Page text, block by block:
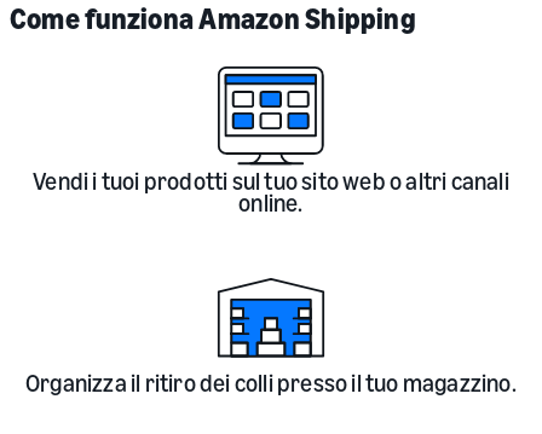
Come funziona Amazon Shipping
Vendi i tuoi prodotti sul tuo sito web o altri canali
online.
Organizza il ritiro dei colli presso il tuo magazzino.